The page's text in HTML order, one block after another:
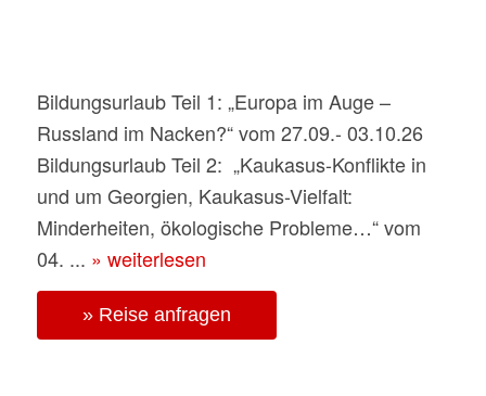
Bildungsurlaub Teil 1: „Europa im Auge –
Russland im Nacken?“ vom 27.09.- 03.10.26
Bildungsurlaub Teil 2: „Kaukasus-Konflikte in
und um Georgien, Kaukasus-Vielfalt:
Minderheiten, ökologische Probleme…“ vom
04. ... » weiterlesen
» Reise anfragen